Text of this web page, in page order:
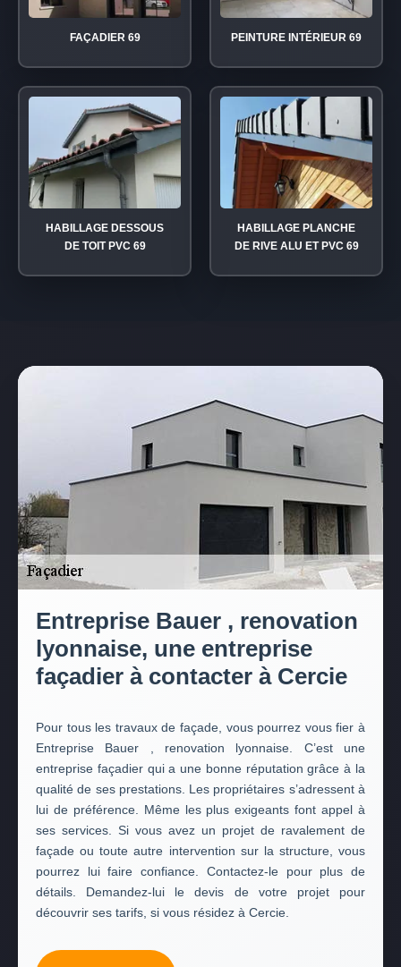
FAÇADIER 69 PEINTURE INTÉRIEUR 69
HABILLAGE DESSOUS
DE TOIT PVC 69
HABILLAGE PLANCHE
DE RIVE ALU ET PVC 69
Entreprise Bauer , renovation
lyonnaise, une entreprise
façadier à contacter à Cercie
Pour tous les travaux de façade, vous pourrez vous fier à
Entreprise Bauer , renovation lyonnaise. C’est une
entreprise façadier qui a une bonne réputation grâce à la
qualité de ses prestations. Les propriétaires s’adressent à
lui de préférence. Même les plus exigeants font appel à
ses services. Si vous avez un projet de ravalement de
façade ou toute autre intervention sur la structure, vous
pourrez lui faire confiance. Contactez-le pour plus de
détails. Demandez-lui le devis de votre projet pour
découvrir ses tarifs, si vous résidez à Cercie.